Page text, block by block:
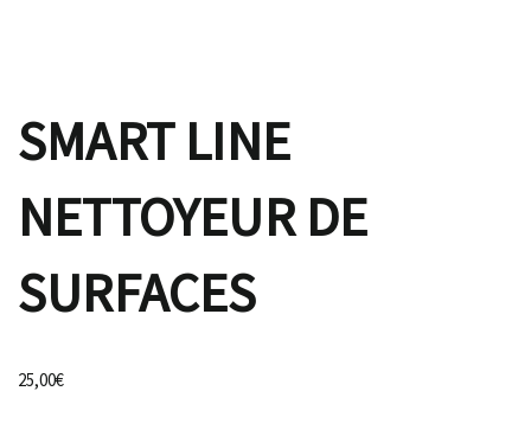
SMART LINE
NETTOYEUR DE
SURFACES
25,00€